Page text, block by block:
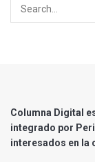
Columna Digital
integrado por
interesados en la